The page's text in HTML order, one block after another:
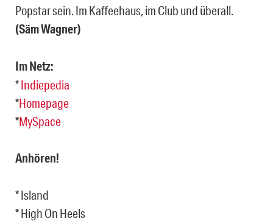
Popstar sein. Im Kaffeehaus, im Club und überall.
(Säm Wagner)
Im Netz:
*Indiepedia
*Homepage
*MySpace
Anhören!
* Island
* High On Heels